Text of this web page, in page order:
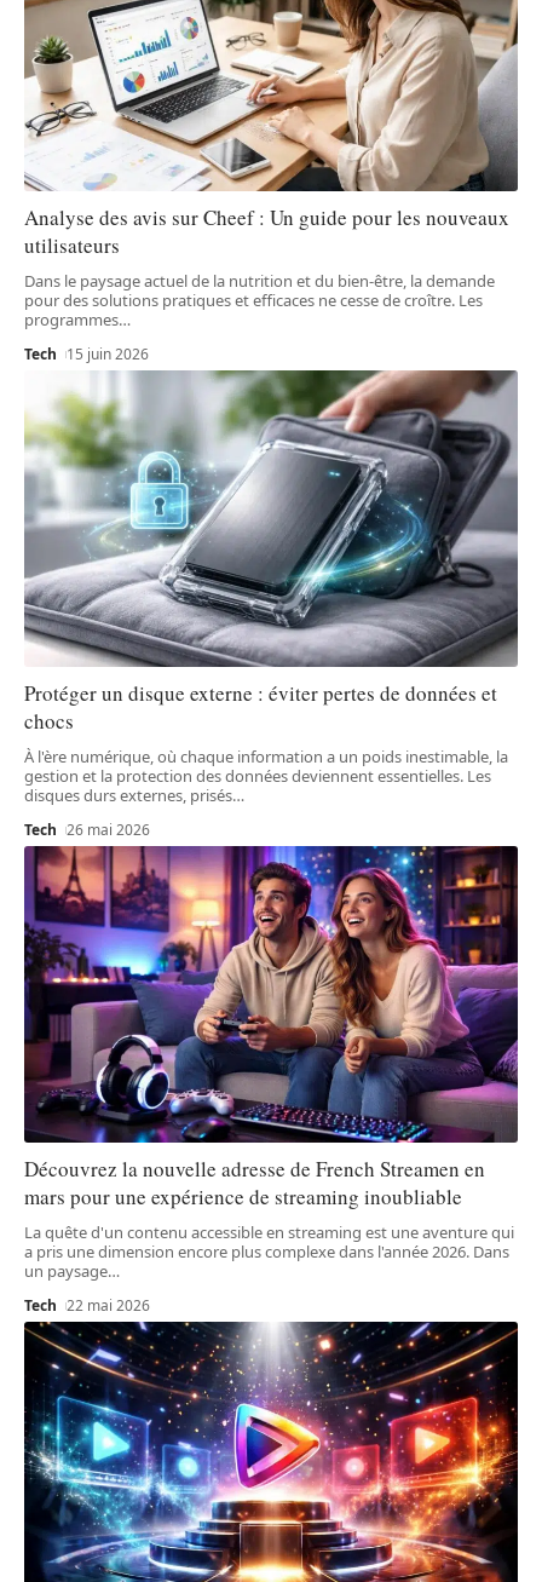
Analyse des avis sur Cheef : Un guide pour les nouveaux
utilisateurs
Dans le paysage actuel de la nutrition et du bien-être, la demande
pour des solutions pratiques et efficaces ne cesse de croître. Les
programmes…
Tech 15 juin 2026
Protéger un disque externe : éviter pertes de données et
chocs
À l'ère numérique, où chaque information a un poids inestimable, la
gestion et la protection des données deviennent essentielles. Les
disques durs externes, prisés…
Tech 26 mai 2026
Découvrez la nouvelle adresse de French Streamen en
mars pour une expérience de streaming inoubliable
La quête d'un contenu accessible en streaming est une aventure qui
a pris une dimension encore plus complexe dans l'année 2026. Dans
un paysage…
Tech 22 mai 2026